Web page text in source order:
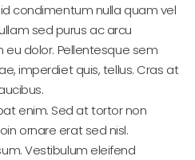
condimentum nulla quam vel
sed purus ac arcu
dolor. Pellentesque sem
imperdiet quis, tellus. Cras at
enim. Sed at tortor non
ornare erat sed nisl.
Vestibulum eleifend